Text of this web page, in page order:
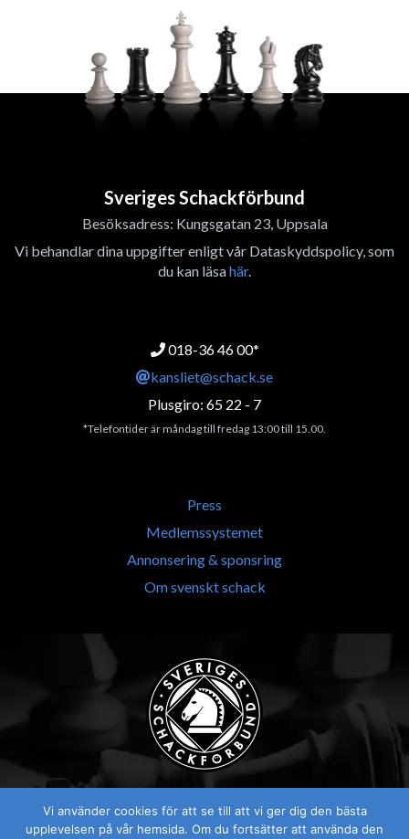
Sveriges Schackförbund
Besöksadress: Kungsgatan 23, Uppsala
Vi behandlar dina uppgifter enligt vår Dataskyddspolicy, som
du kan läsahär.
018-36 46 00*
kansliet@schack.se
Plusgiro: 65 22 - 7
*Telefontider är måndag till fredag 13:00 till 15.00.
Press
Medlemssystemet
Annonsering & sponsring
Om svenskt schack
Vi använder cookies för att se till att vi ger dig den bästa
upplevelsen på vår hemsida. Om du fortsätter att använda den